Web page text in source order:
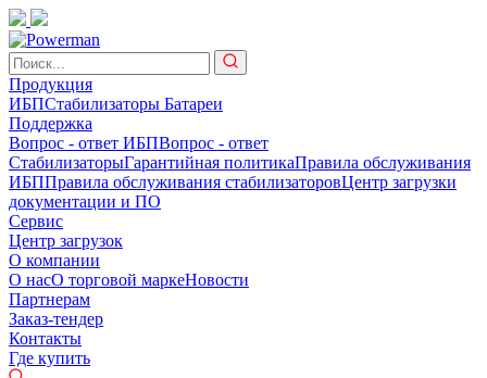
Продукция
ИБПСтабилизаторы Батареи
Поддержка
Вопрос - ответ ИБПВопрос - ответ
СтабилизаторыГарантийная политикаПравила обслуживания
ИБППравила обслуживания стабилизаторовЦентр загрузки
документации и ПО
Сервис
Центр загрузок
О компании
О насО торговой маркеНовости
Партнерам
Заказ-тендер
Контакты
Где купить